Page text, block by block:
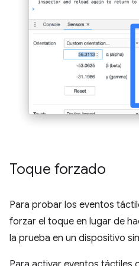
Toque forzado
Para probar los eventos
forzar el toque en lugar de
la prueba en un dispositivo